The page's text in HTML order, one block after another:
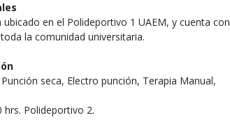
en el Polideportivo 1 UAEM, y cuenta con
la comunidad universitaria.
seca, Electro punción, Terapia Manual,
hrs. Polideportivo 2.